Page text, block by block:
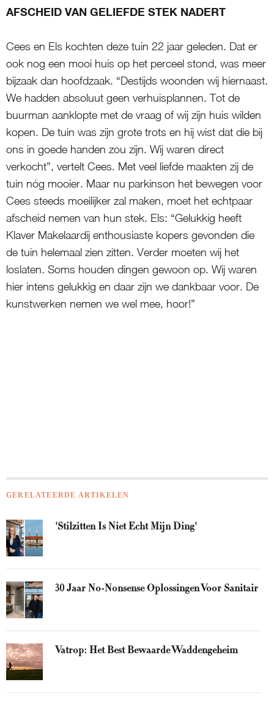
AFSCHEID VAN GELIEFDE STEK NADERT
Cees en Els kochten deze tuin 22 jaar geleden. Dat er
ook nog een mooi huis op het perceel stond, was meer
bijzaak dan hoofdzaak. “Destijds woonden wij hiernaast.
We hadden absoluut geen verhuisplannen. Tot de
buurman aanklopte met de vraag of wij zijn huis wilden
kopen. De tuin was zijn grote trots en hij wist dat die bij
ons in goede handen zou zijn. Wij waren direct
verkocht”, vertelt Cees. Met veel liefde maakten zij de
tuin nóg mooier. Maar nu parkinson het bewegen voor
Cees steeds moeilijker zal maken, moet het echtpaar
afscheid nemen van hun stek. Els: “Gelukkig heeft
Klaver Makelaardij enthousiaste kopers gevonden die
de tuin helemaal zien zitten. Verder moeten wij het
loslaten. Soms houden dingen gewoon op. Wij waren
hier intens gelukkig en daar zijn we dankbaar voor. De
kunstwerken nemen we wel mee, hoor!”
GERELATEERDE ARTIKELEN
'Stilzitten Is Niet Echt Mijn Ding'
30 Jaar No-Nonsense Oplossingen Voor Sanitair
Vatrop: Het Best Bewaarde Waddengeheim